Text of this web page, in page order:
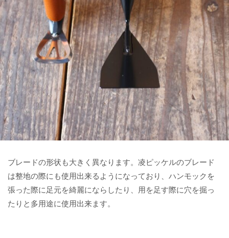
ブレードの形状も大きく異なります。凌ピッケルのブレード
は整地の際にも使用出来るようになっており、ハンモックを
張った際に足元を綺麗にならしたり、用を足す際に穴を掘っ
たりと多用途に使用出来ます。